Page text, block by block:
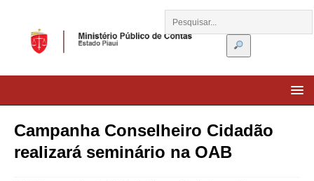
Campanha Conselheiro Cidadão
realizará seminário na OAB